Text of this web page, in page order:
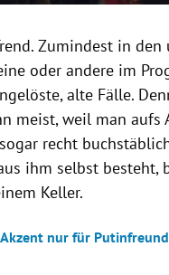
Zumindest in den
oder andere im
alte Fälle.
meist, weil man aufs
recht
ihm selbst besteht,
Keller.
nur für